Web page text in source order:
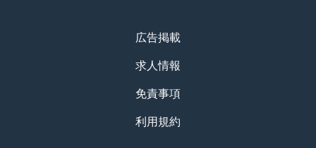
広告掲載
求人情報
免責事項
利用規約